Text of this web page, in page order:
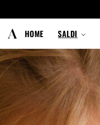
HOME SALDI